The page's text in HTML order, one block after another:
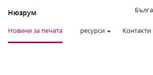
Нюзрум
Новини за печата ресурси Контакти